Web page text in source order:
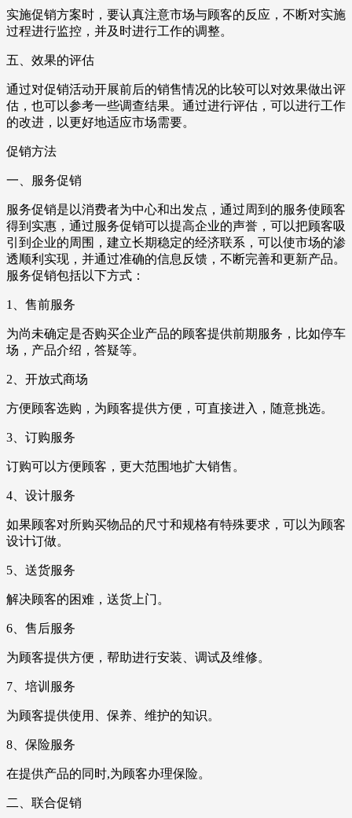
实施促销方案时，要认真注意市场与顾客的反应，不断对实施
过程进行监控，并及时进行工作的调整。
五、效果的评估
通过对促销活动开展前后的销售情况的比较可以对效果做出评
估，也可以参考一些调查结果。通过进行评估，可以进行工作
的改进，以更好地适应市场需要。
促销方法
一、服务促销
服务促销是以消费者为中心和出发点，通过周到的服务使顾客
得到实惠，通过服务促销可以提高企业的声誉，可以把顾客吸
引到企业的周围，建立长期稳定的经济联系，可以使市场的渗
透顺利实现，并通过准确的信息反馈，不断完善和更新产品。
服务促销包括以下方式：
1、售前服务
为尚未确定是否购买企业产品的顾客提供前期服务，比如停车
场，产品介绍，答疑等。
2、开放式商场
方便顾客选购，为顾客提供方便，可直接进入，随意挑选。
3、订购服务
订购可以方便顾客，更大范围地扩大销售。
4、设计服务
如果顾客对所购买物品的尺寸和规格有特殊要求，可以为顾客
设计订做。
5、送货服务
解决顾客的困难，送货上门。
6、售后服务
为顾客提供方便，帮助进行安装、调试及维修。
7、培训服务
为顾客提供使用、保养、维护的知识。
8、保险服务
在提供产品的同时,为顾客办理保险。
二、联合促销